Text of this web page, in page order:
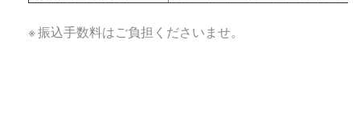
※ 振込手数料はご負担くださいませ。